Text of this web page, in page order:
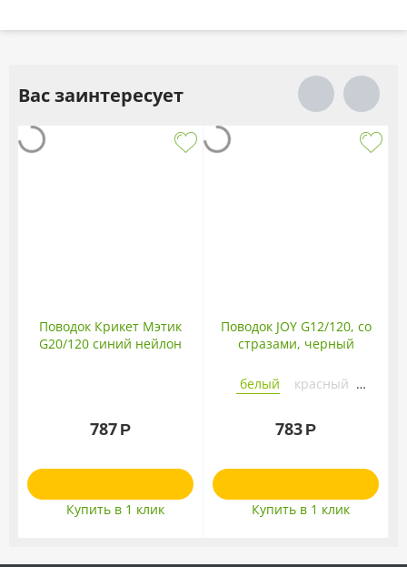
Вас заинтересует
Поводок Крикет Мэтик
G20/120 синий нейлон
787 Р
Купить в 1 клик
Поводок JOY G12/120, со
стразами, черный
белый
красный
783 Р
Купить в 1 клик